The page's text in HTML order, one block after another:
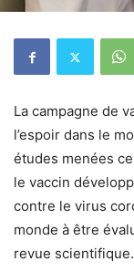
La campagne de
l’espoir dans le
études menées
le vaccin
contre le virus
monde à être
revue scientifique.